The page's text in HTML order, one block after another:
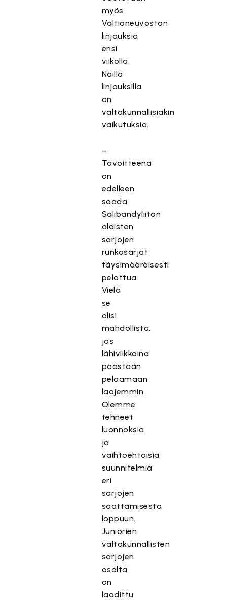
myös
Valtioneuvoston
linjauksia
ensi
viikolla.
Näillä
linjauksilla
on
valtakunnallisiakin
vaikutuksia.
–
Tavoitteena
on
edelleen
saada
Salibandyliiton
alaisten
sarjojen
runkosarjat
täysimääräisesti
pelattua.
Vielä
se
olisi
mahdollista,
jos
lähiviikkoina
päästään
pelaamaan
laajemmin.
Olemme
tehneet
luonnoksia
ja
vaihtoehtoisia
suunnitelmia
eri
sarjojen
saattamisesta
loppuun.
Juniorien
valtakunnallisten
sarjojen
osalta
on
laadittu